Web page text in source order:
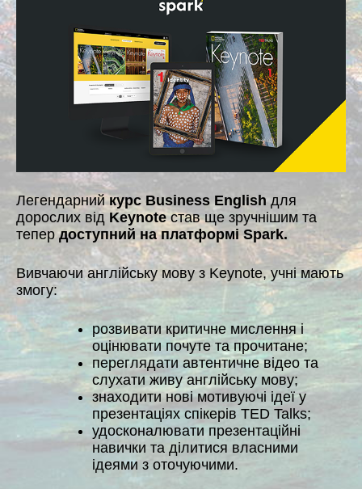
Легендарнийкурс Business Englishдля
дорослих від Keynoteстав ще зручнішим та
тепердоступний на платформі Spark.
Вивчаючи англійську мову з Keynote, учні мають
змогу:
розвивати критичне мислення і
оцінювати почуте та прочитане;
переглядати автентичне відео та
слухати живу англійську мову;
знаходити нові мотивуючі ідеї у
презентаціях спікерів TED Talks;
удосконалювати презентаційні
навички та ділитися власними
ідеями з оточуючими.